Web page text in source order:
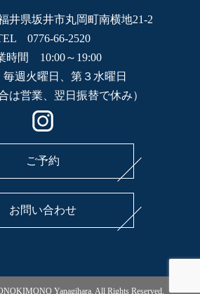
井県坂井市丸岡町南横地21-2
0776-66-2520
時間 10:00～19:00
週火曜日、第３水曜日
は営業、翌日振替で休み）
ご予約
お問い合わせ
Yanagihara. All Rights Reserved.